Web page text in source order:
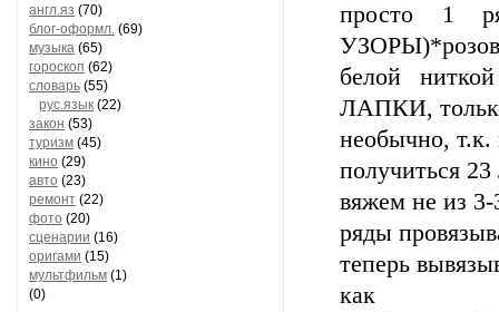
англ.яз (70)
блог-оформл. (69)
музыка (65)
гороскоп (62)
словарь (55)
рус.язык (22)
закон (53)
туризм (45)
кино (29)
авто (23)
ремонт (22)
фото (20)
сценарии (16)
оригами (15)
мультфильм (1)
(0)
просто 1
белой
ЛАПКИ,
необычно, т.к.
получиться
вяжем не из 3-
ряды
теперь
как